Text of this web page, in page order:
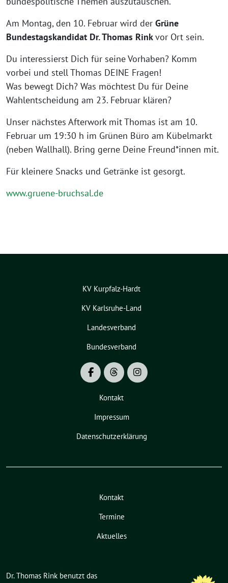
Am Montag, den 10. Februar wird der Grüne
Bundestagskandidat Dr. Thomas Rinkvor Ort sein.
Du interessierst Dich für seine Vorhaben? Komm
vorbei und stell Thomas DEINE Fragen!
Was bewegt Dich? Was möchtest Du für Deine
Wahlentscheidung am 23. Februar klären?
Unser nächstes Afterwork mit Thomas ist am 10.
Februar um 19:30 h im Grünen Büro am Kübelmarkt
(neben Wallhall). Bring gerne Deine Freund*innen mit.
Für kleinere Snacks und Getränke ist gesorgt.
www.gruene-bruchsal.de
KV Kurpfalz-Hardt
KV Karlsruhe-Land
Landesverband
Bundesverband
Kontakt
Impressum
Datenschutzerklärung
Kontakt
Termine
Aktuelles
Dr. Thomas Rink benutzt das